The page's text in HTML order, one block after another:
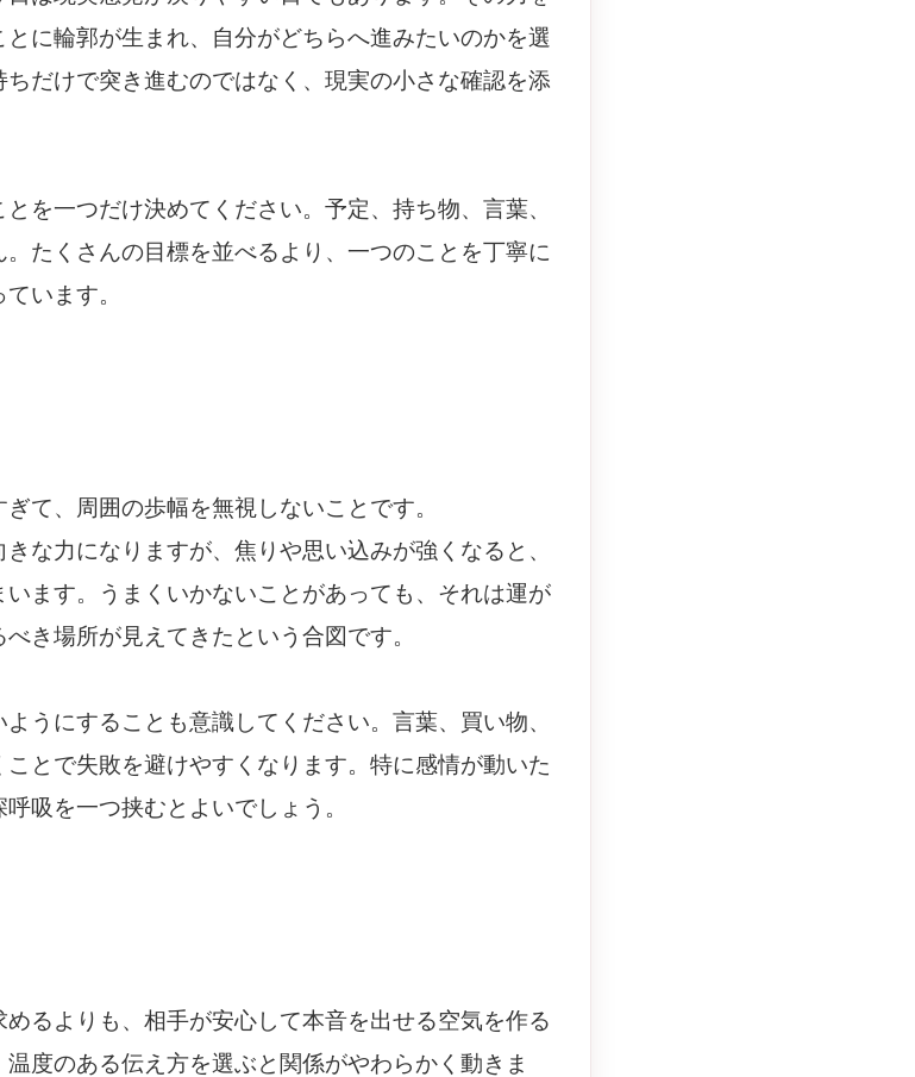
に輪郭が生まれ、自分がどちらへ進みたいのかを選
だけで突き進むのではなく、現実の小さな確認を添
を一つだけ決めてください。予定、持ち物、言葉、
たくさんの目標を並べるより、一つのことを丁寧に
います。
て、周囲の歩幅を無視しないことです。
な力になりますが、焦りや思い込みが強くなると、
ます。うまくいかないことがあっても、それは運が
き場所が見えてきたという合図です。
うにすることも意識してください。言葉、買い物、
とで失敗を避けやすくなります。特に感情が動いた
吸を一つ挟むとよいでしょう。
るよりも、相手が安心して本音を出せる空気を作る
度のある伝え方を選ぶと関係がやわらかく動きま